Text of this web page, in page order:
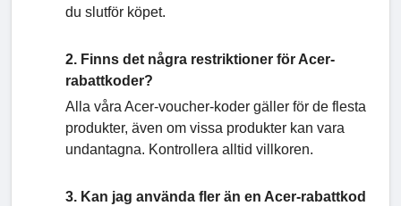
du slutför köpet.
2. Finns det några restriktioner för Acer-
rabattkoder?
Alla våra Acer-voucher-koder gäller för de flesta
produkter, även om vissa produkter kan vara
undantagna. Kontrollera alltid villkoren.
3. Kan jag använda fler än en Acer-rabattkod